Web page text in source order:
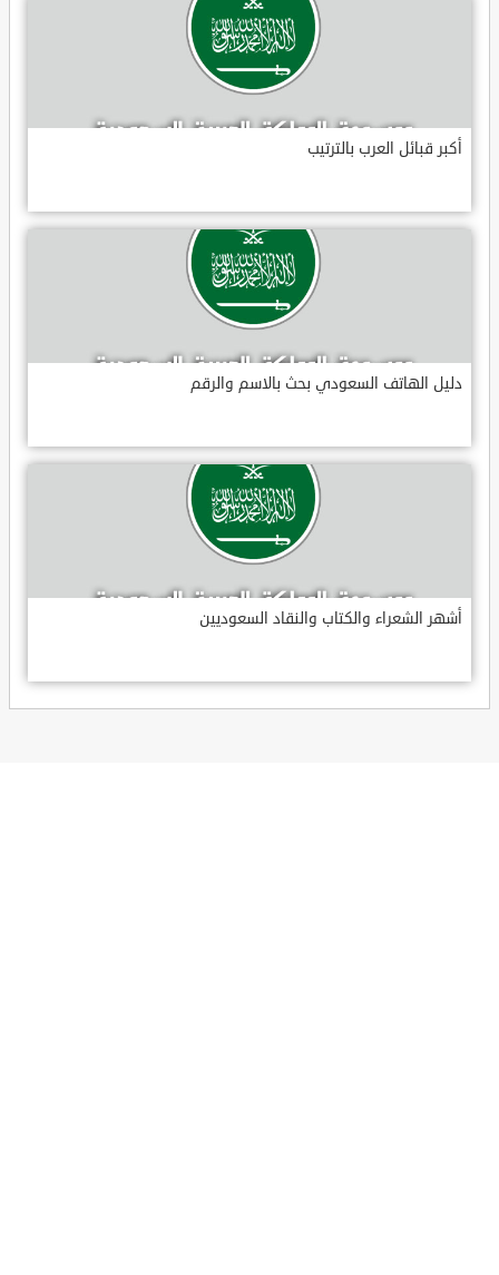
أكبر قبائل العرب بالترتيب
دليل الهاتف السعودي بحث بالاسم والرقم
أشهر الشعراء والكتاب والنقاد السعوديين